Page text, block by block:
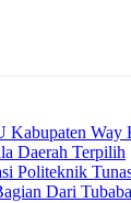
Kabupaten Way
Daerah Terpilih
Politeknik
Dari Tubaba